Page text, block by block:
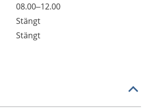
08.00–12.00
Stängt
Stängt